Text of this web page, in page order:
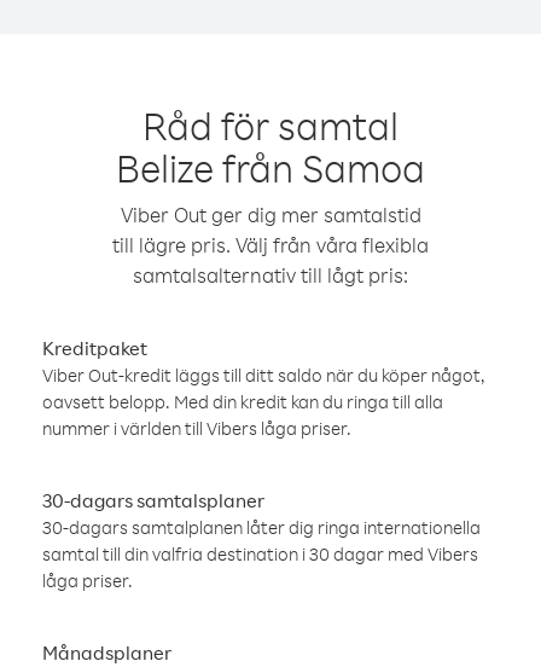
Råd för samtal
Belize från Samoa
Viber Out ger dig mer samtalstid
till lägre pris. Välj från våra flexibla
samtalsalternativ till lågt pris:
Kreditpaket
Viber Out-kredit läggs till ditt saldo när du köper något,
oavsett belopp. Med din kredit kan du ringa till alla
nummer i världen till Vibers låga priser.
30-dagars samtalsplaner
30-dagars samtalplanen låter dig ringa internationella
samtal till din valfria destination i 30 dagar med Vibers
låga priser.
Månadsplaner